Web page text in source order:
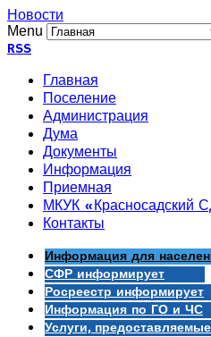
Новости
Menu
RSS
Главная
Поселение
Администрация
Дума
Документы
Информация
Приемная
МКУК «Красносадский
Контакты
Информация для
СФР информирует
Росреестр информирует
Информация по ГО и ЧС
Услуги,